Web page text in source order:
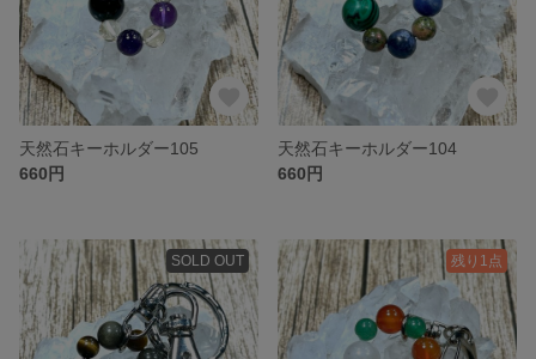
天然石キーホルダー105
660円
天然石キーホルダー104
660円
SOLD OUT 残り1点